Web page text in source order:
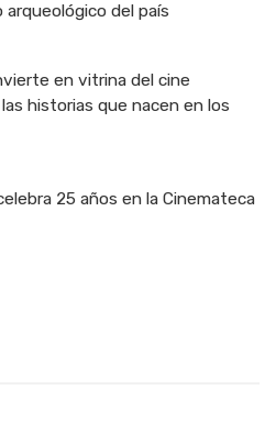
arqueológico del país
en vitrina del cine
historias que nacen en los
25 años en la Cinemateca